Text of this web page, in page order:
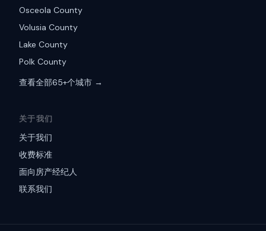
Osceola County
Volusia County
Lake County
Polk County
查看全部65+个城市 →
关于我们
关于我们
收费标准
面向房产经纪人
联系我们